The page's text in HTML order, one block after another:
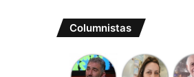
Columnistas